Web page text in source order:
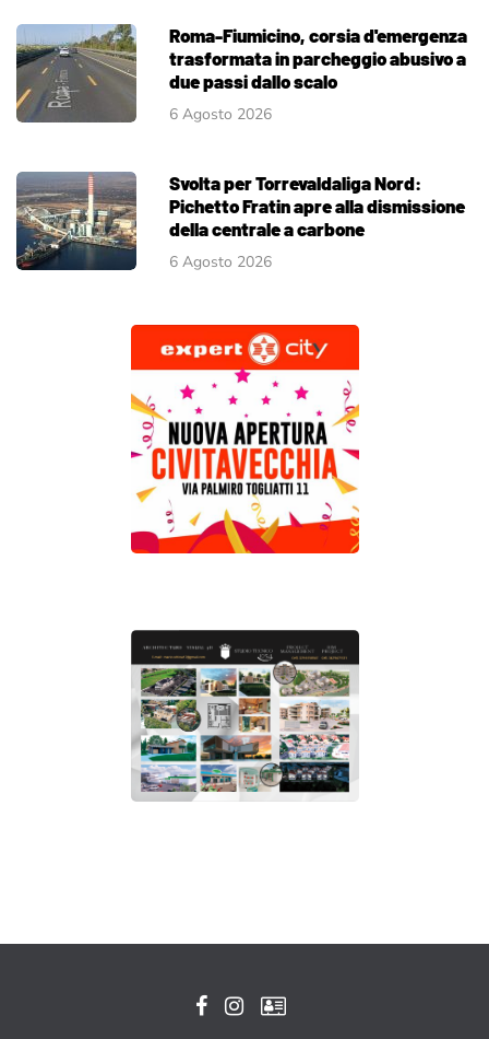
Roma-Fiumicino, corsia d'emergenza
trasformata in parcheggio abusivo a
due passi dallo scalo
6 Agosto 2026
Svolta per Torrevaldaliga Nord:
Pichetto Fratin apre alla dismissione
della centrale a carbone
6 Agosto 2026